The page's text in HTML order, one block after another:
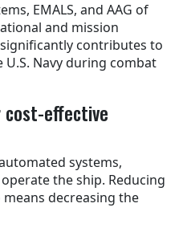
EMALS, and AAG of
and mission
contributes to
Navy during combat
cost-effective
systems,
the ship. Reducing
decreasing the